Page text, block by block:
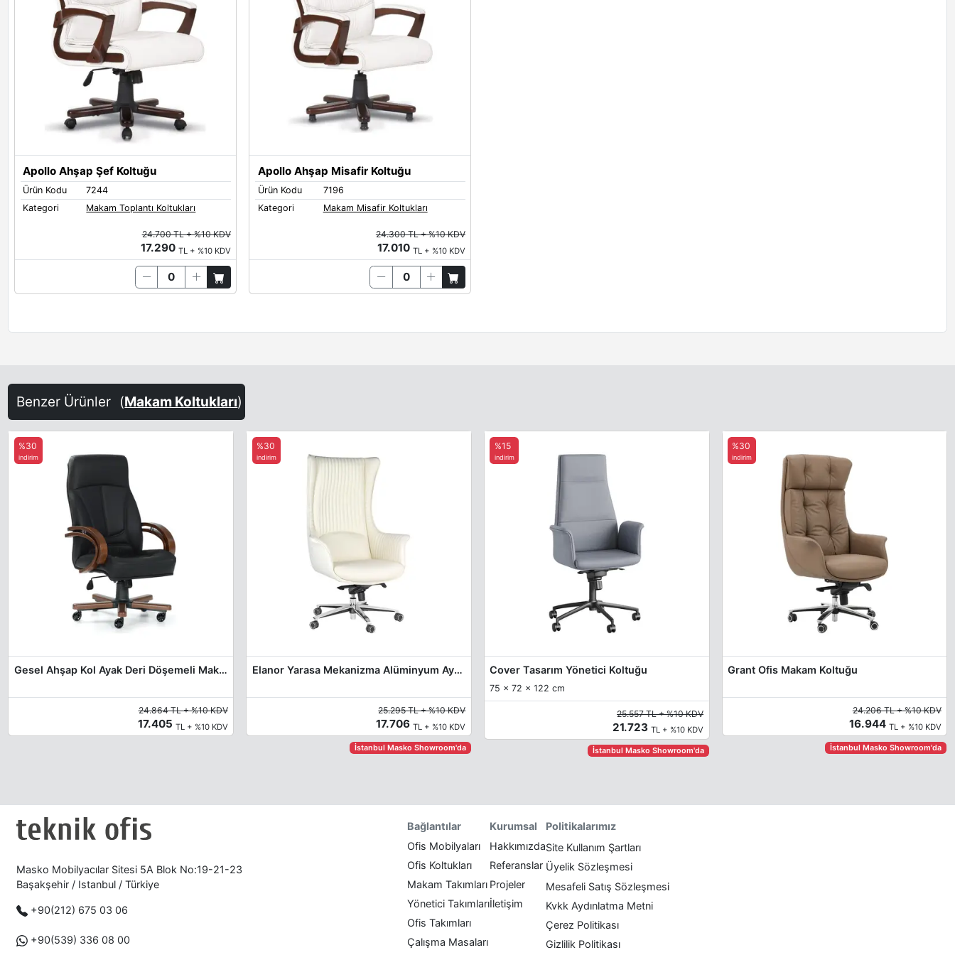
Apollo Ahşap Şef Koltuğu
Ürün Kodu
7244
Kategori
Makam Toplantı Koltukları
24.700 TL + %10 KDV
17.290 TL + %10 KDV
Apollo Ahşap Misafir Koltuğu
Ürün Kodu
7196
Kategori
Makam Misafir Koltukları
24.300 TL + %10 KDV
17.010 TL + %10 KDV
Benzer Ürünler (Makam Koltukları)
Gesel Ahşap Kol Ayak Deri Döşemeli Makam Koltuğu
%30
indirim
24.864 TL + %10 KDV
17.405 TL + %10 KDV
Elanor Yarasa Mekanizma Alüminyum Ayak Yönetici Koltuğu
%30
indirim
25.295 TL + %10 KDV
17.706TL + %10 KDV
İstanbul Masko Showroom'da
Cover Tasarım Yönetici Koltuğu
75 x 72 x 122 cm
%15
indirim
25.557 TL + %10 KDV
21.723TL + %10 KDV
İstanbul Masko Showroom'da
Grant Ofis Makam Koltuğu
%30
indirim
24.206 TL + %10 KDV
16.944 TL + %10 KDV
İstanbul Masko Showroom'da
Masko Mobilyacılar Sitesi 5A Blok No:19-21-23
Başakşehir / Istanbul / Türkiye
+90(212) 675 03 06
+90(539) 336 08 00
Bağlantılar
Ofis Mobilyaları
Ofis Koltukları
Makam Takımları
Yönetici Takımları
Ofis Takımları
Çalışma Masaları
Kurumsal
Hakkımızda
Referanslar
Projeler
İletişim
Politikalarımız
Site Kullanım Şartları
Üyelik Sözleşmesi
Mesafeli Satış Sözleşmesi
Kvkk Aydınlatma Metni
Çerez Politikası
Gizlilik Politikası